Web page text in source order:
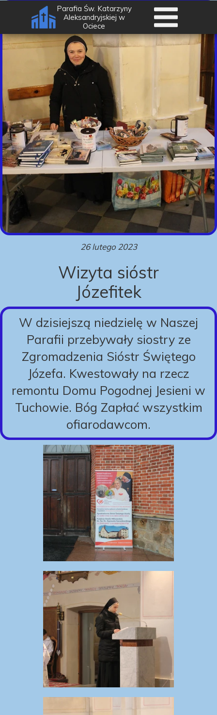
Parafia Św. Katarzyny
Aleksandryjskiej w
Ociece
26 lutego 2023
Wizyta sióstr
Józefitek
W dzisiejszą niedzielę w Naszej
Parafii przebywały siostry ze
Zgromadzenia Sióstr Świętego
Józefa. Kwestowały na rzecz
remontu Domu Pogodnej Jesieni w
Tuchowie. Bóg Zapłać wszystkim
ofiarodawcom.